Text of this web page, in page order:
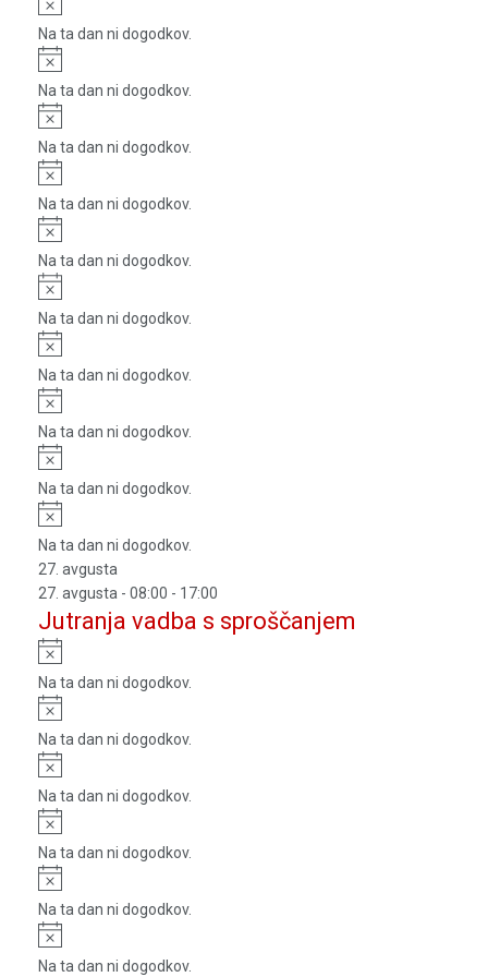
Na ta dan ni dogodkov.
Notice
Na ta dan ni dogodkov.
Notice
Na ta dan ni dogodkov.
Notice
Na ta dan ni dogodkov.
Notice
Na ta dan ni dogodkov.
Notice
Na ta dan ni dogodkov.
Notice
Na ta dan ni dogodkov.
Notice
Na ta dan ni dogodkov.
Notice
Na ta dan ni dogodkov.
Notice
Na ta dan ni dogodkov.
27. avgusta
27. avgusta - 08:00 - 17:00
Jutranja vadba s sproščanjem
Notice
Na ta dan ni dogodkov.
Notice
Na ta dan ni dogodkov.
Notice
Na ta dan ni dogodkov.
Notice
Na ta dan ni dogodkov.
Notice
Na ta dan ni dogodkov.
Notice
Na ta dan ni dogodkov.